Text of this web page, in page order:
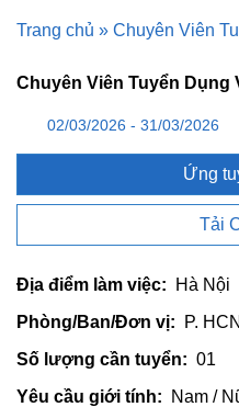
Trang chủ » Chuyên Viên
Chuyên Viên Tuyển Dụng
02/03/2026 - 31/03/2026
Ứng
Tải
Địa điểm làm việc:
Hà Nội
Phòng/Ban/Đơn vị:
P.
Số lượng cần tuyển: 01
Yêu cầu giới tính:
Nam /